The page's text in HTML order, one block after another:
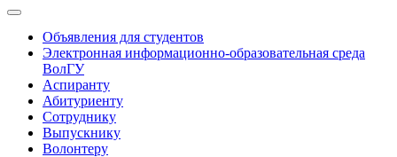
Объявления для студентов
Электронная информационно-образовательная среда
ВолГУ
Аспиранту
Абитуриенту
Сотруднику
Выпускнику
Волонтеру